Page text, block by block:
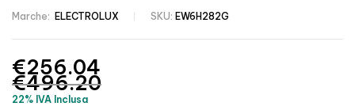
Marche: ELECTROLUX SKU: EW6H282G
€496.20
€256.04
22% IVA Inclusa